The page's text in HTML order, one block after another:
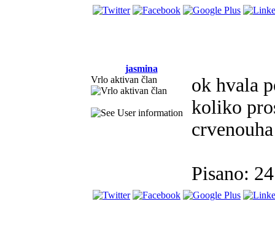
jasmina
Vrlo aktivan član
ok hvala
koliko
Pisano: